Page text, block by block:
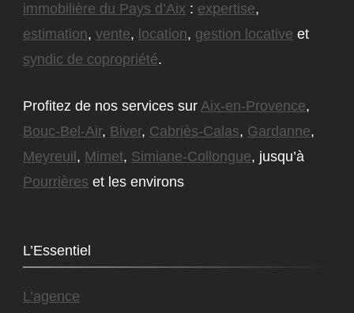
immobilière du Pays d’Aix : expertise,
estimation, vente, location, gestion locative et
syndic de copropriété.
Profitez de nos services sur Aix-en-Provence,
Bouc-Bel-Air, Biver, Cabriès-Calas, Gardanne,
Meyreuil , Mimet, Simiane-Collongue, jusqu’à
Pourrières et les environs
L’Essentiel
L’agence